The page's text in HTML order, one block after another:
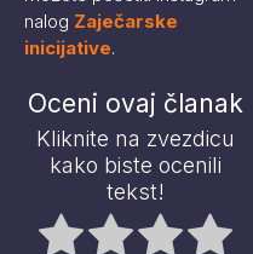
nalog Zaječarske
inicijative.
Oceni ovaj članak
Kliknite na zvezdicu
kako biste ocenili
tekst!